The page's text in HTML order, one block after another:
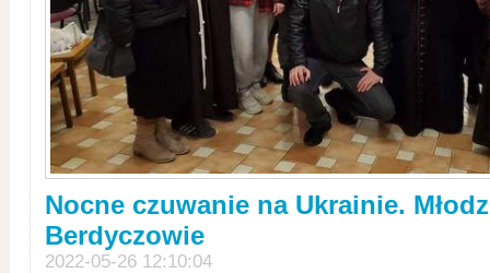
Nocne czuwanie na Ukrainie.
Berdyczowie
2022-05-26 12:10:04